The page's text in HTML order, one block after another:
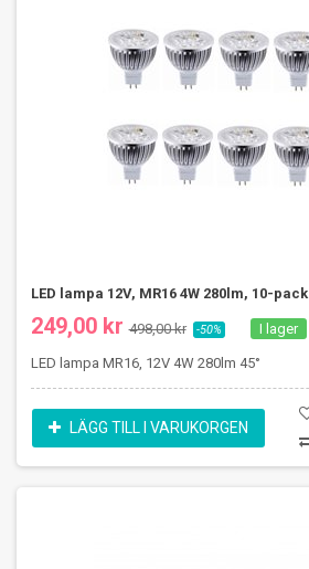
LED lampa 12V, MR16 4W 280lm, 10-pack
249,00 kr498,00 kr -50% I lager
LED lampa MR16, 12V 4W 280lm 45°
LÄGG TILL I VARUKORGEN